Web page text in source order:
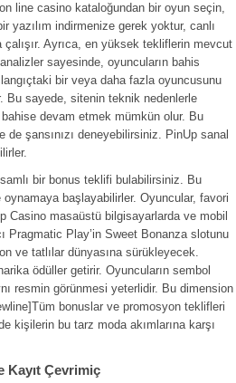
line casino kataloğundan bir oyun seçin,
yazılım indirmenize gerek yoktur, canlı
Ayrıca, en yüksek tekliflerin mevcut
sayesinde, oyuncuların bahis
bir veya daha fazla oyuncusunu
Bu sayede, sitenin teknik nedenlerle
devam etmek mümkün olur. Bu
şansınızı deneyebilirsiniz. PinUp sanal
bir bonus teklifi bulabilirsiniz. Bu
başlayabilirler. Oyuncular, favori
Casino masaüstü bilgisayarlarda ve mobil
Pragmatic Play’in Sweet Bonanza slotunu
ve tatlılar dünyasına sürükleyecek.
ödüller getirir. Oyuncuların sembol
resmin görünmesi yeterlidir. Bu dimension
bonuslar ve promosyon teklifleri
kişilerin bu tarz moda akımlarına karşı
Kayıt Çevrimiç